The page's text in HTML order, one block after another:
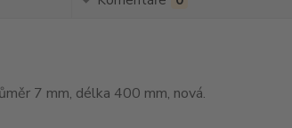
7 mm, délka 400 mm, nová.